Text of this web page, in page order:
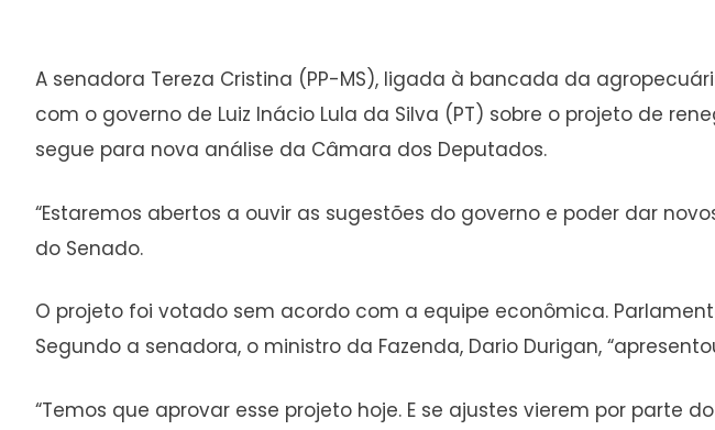
A senadora Tereza Cristina (PP-MS), ligada à bancada da
com o governo de Luiz Inácio Lula da Silva (PT) sobre o projeto de
segue para nova análise da Câmara dos Deputados.
“Estaremos abertos a ouvir as sugestões do governo e poder dar
do Senado.
O projeto foi votado sem acordo com a equipe econômica.
Segundo a senadora, o ministro da Fazenda, Dario Durigan,
“Temos que aprovar esse projeto hoje. E se ajustes vierem por parte